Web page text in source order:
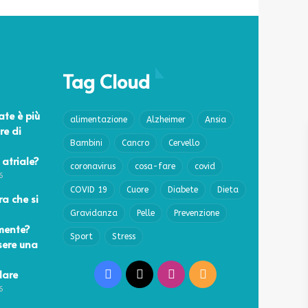
è più
di
che si
una
Tag Cloud
alimentazione Alzheimer Ansia
Bambini Cancro Cervello
coronavirus cosa-fare covid
COVID 19 Cuore Diabete Dieta
Gravidanza Pelle Prevenzione
Sport Stress
Facebook Instagram
RSS